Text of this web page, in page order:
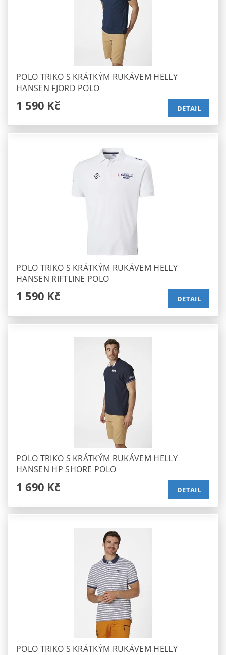
POLO TRIKO S KRÁTKÝM RUKÁVEM HELLY
HANSEN FJORD POLO
1 590 Kč DETAIL
POLO TRIKO S KRÁTKÝM RUKÁVEM HELLY
HANSEN RIFTLINE POLO
1 590 Kč DETAIL
POLO TRIKO S KRÁTKÝM RUKÁVEM HELLY
HANSEN HP SHORE POLO
1 690 Kč DETAIL
POLO TRIKO S KRÁTKÝM RUKÁVEM HELLY